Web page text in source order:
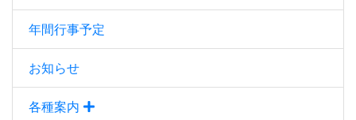
年間行事予定
お知らせ
各種案内